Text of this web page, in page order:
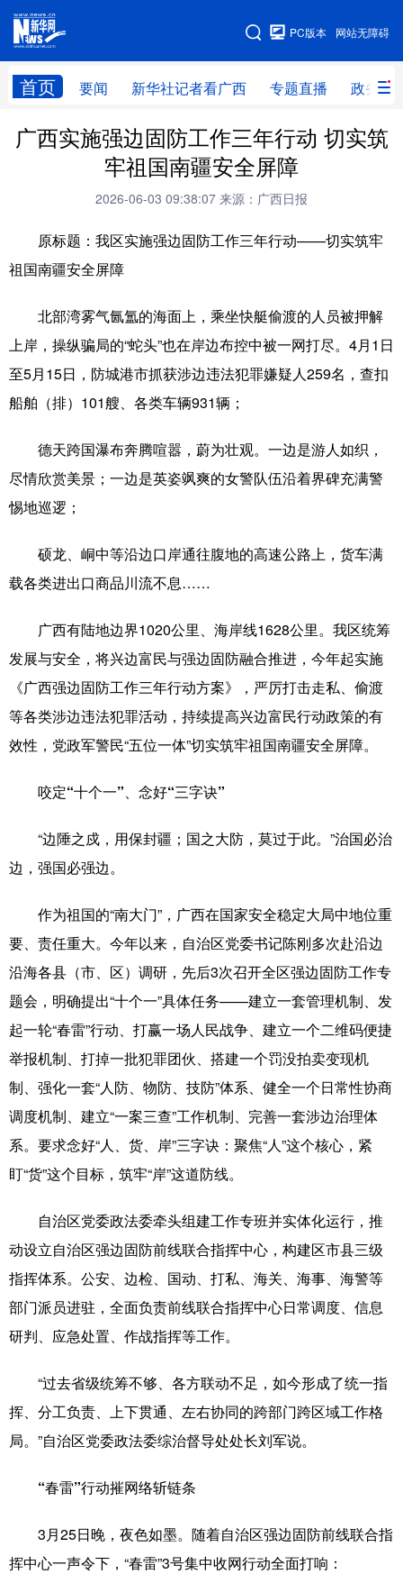
网站无障碍
PC版本
首页 要闻 新华社记者看广西 专题直播 政务信
网站地图
广西频道
新华社记者 专题直播
新华网导航
学习进行时 高层 时政 人事
国际 财经 网评 港澳
台湾 思客智库 全球连线
健康 军事 访谈 视频
图片
食品 人居 信息化 乡村振兴
溯源中国 城市
会展 彩票 娱乐 时尚
悦读 公益 书画 一带一路
亚太网 上市公司 文化产业
辽宁 吉林 上海 江苏
山东 河南 湖北 湖南
四川 贵州 云南 西藏
陕西 甘肃 青海 宁夏
新疆 内蒙古 黑龙江
多语种频道
English Español Français
Русский язык 日本語 한국어
Deutsch Português
广西实施强边固防工作三年行动 切实筑
牢祖国南疆安全屏障
2026-06-03 09:38:07 来源：广西日报
原标题：我区实施强边固防工作三年行动——切实筑牢
祖国南疆安全屏障
北部湾雾气氤氲的海面上，乘坐快艇偷渡的人员被押解
上岸，操纵骗局的“蛇头”也在岸边布控中被一网打尽。4月1日
至5月15日，防城港市抓获涉边违法犯罪嫌疑人259名，查扣
船舶（排）101艘、各类车辆931辆；
德天跨国瀑布奔腾喧嚣，蔚为壮观。一边是游人如织，
尽情欣赏美景；一边是英姿飒爽的女警队伍沿着界碑充满警
惕地巡逻；
硕龙、峒中等沿边口岸通往腹地的高速公路上，货车满
载各类进出口商品川流不息……
广西有陆地边界1020公里、海岸线1628公里。我区统筹
发展与安全，将兴边富民与强边固防融合推进，今年起实施
《广西强边固防工作三年行动方案》，严厉打击走私、偷渡
等各类涉边违法犯罪活动，持续提高兴边富民行动政策的有
效性，党政军警民“五位一体”切实筑牢祖国南疆安全屏障。
咬定“十个一”、念好“三字诀”
“边陲之戍，用保封疆；国之大防，莫过于此。”治国必治
边，强国必强边。
作为祖国的“南大门”，广西在国家安全稳定大局中地位重
要、责任重大。今年以来，自治区党委书记陈刚多次赴沿边
沿海各县（市、区）调研，先后3次召开全区强边固防工作专
题会，明确提出“十个一”具体任务——建立一套管理机制、发
起一轮“春雷”行动、打赢一场人民战争、建立一个二维码便捷
举报机制、打掉一批犯罪团伙、搭建一个罚没拍卖变现机
制、强化一套“人防、物防、技防”体系、健全一个日常性协商
调度机制、建立“一案三查”工作机制、完善一套涉边治理体
系。要求念好“人、货、岸”三字诀：聚焦“人”这个核心，紧
盯“货”这个目标，筑牢“岸”这道防线。
自治区党委政法委牵头组建工作专班并实体化运行，推
动设立自治区强边固防前线联合指挥中心，构建区市县三级
指挥体系。公安、边检、国动、打私、海关、海事、海警等
部门派员进驻，全面负责前线联合指挥中心日常调度、信息
研判、应急处置、作战指挥等工作。
“过去省级统筹不够、各方联动不足，如今形成了统一指
挥、分工负责、上下贯通、左右协同的跨部门跨区域工作格
局。”自治区党委政法委综治督导处处长刘军说。
“春雷”行动摧网络斩链条
3月25日晚，夜色如墨。随着自治区强边固防前线联合指
挥中心一声令下，“春雷”3号集中收网行动全面打响：